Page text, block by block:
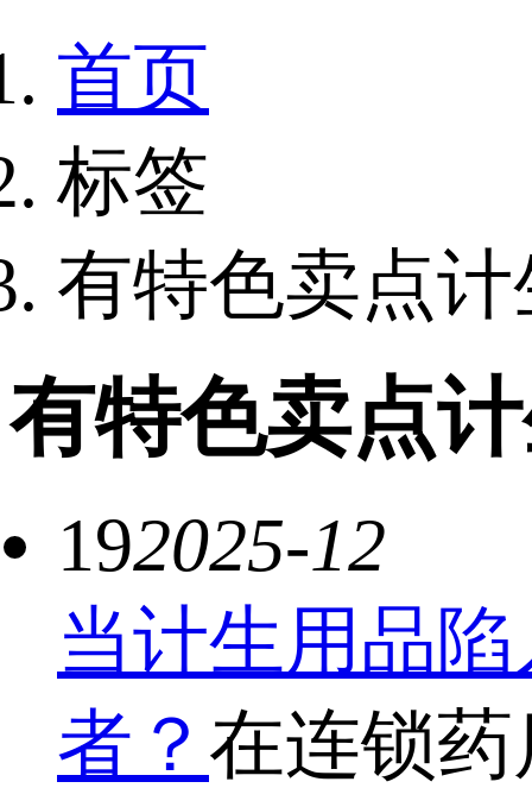
首页
标签
有特色卖点
有特色卖点
192025-12
当计生用品
者？ 在连锁